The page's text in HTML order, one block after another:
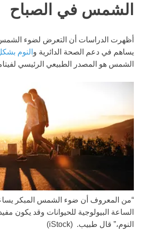
الشمس في الصباح
أظهرت الدراسات أن التعرض لضوء
يساهم في دعم الصحة الدائرية و النوم
الشمس هو المصدر الطبيعي الرئيسي
“من المعروف أن ضوء الشمس المبكر
الساعة البيولوجية للحيوانات وقد يكون
النوم،” قال طبيب. (iStock)